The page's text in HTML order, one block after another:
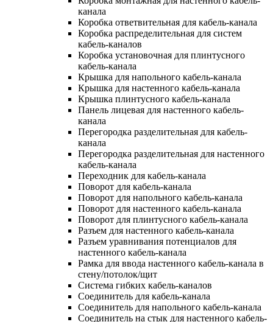
канала
Коробка ответвительная для кабель-канала
Коробка распределительная для систем
кабель-каналов
Коробка установочная для плинтусного
кабель-канала
Крышка для напольного кабель-канала
Крышка для настенного кабель-канала
Крышка плинтусного кабель-канала
Панель лицевая для настенного кабель-
канала
Перегородка разделительная для кабель-
канала
Перегородка разделительная для настенного
кабель-канала
Переходник для кабель-канала
Поворот для кабель-канала
Поворот для напольного кабель-канала
Поворот для настенного кабель-канала
Поворот для плинтусного кабель-канала
Разъем для настенного кабель-канала
Разъем уравнивания потенциалов для
настенного кабель-канала
Рамка для ввода настенного кабель-канала в
стену/потолок/щит
Система гибких кабель-каналов
Соединитель для кабель-канала
Соединитель для напольного кабель-канала
Соединитель на стык для настенного кабель-